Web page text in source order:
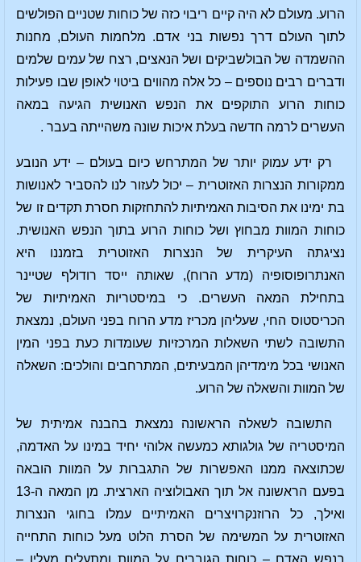
הרוע. מעולם לא היה קיים ריבוי כזה של כוחות שטניים הפולשים
לתוך העולם דרך נפשות בני אדם. מלחמות העולם, מחנות
ההשמדה של הבולשביקים ושל הנאצים, רצח של עמים שלמים
ודברים רבים נוספים – כל אלה מהווים ביטוי לאופן שבו פעילות
כוחות הרוע התוקפים את הנפש האנושית הגיעה במאה
העשרים לרמה חדשה בעלת איכות שונה משהייתה בעבר .
רק ידע עמוק יותר של המתרחש כיום בעולם – ידע הנובע
ממקורות הנצרות האזוטרית – יכול לעזור לנו להסביר לאנושות
בת ימינו את הסיבות האמיתיות להתחזקות חסרת תקדים זו של
כוחות המוות מבחוץ ושל כוחות הרוע בתוך הנפש האנושית.
נציגתה העיקרית של הנצרות האזוטרית בזמננו היא
האנתרופוסופיה (מדע הרוח), שאותה ייסד רודולף שטיינר
בתחילת המאה העשרים. כי במיסטריות האמיתיות של
הכריסטוס החי, שעליהן מכריז מדע הרוח בפני העולם, נמצאת
התשובה לשתי השאלות המרכזיות שעומדות כעת בפני המין
האנושי בכל מימדיהן המבעיתים, המתרחבים והולכים: השאלה
של המוות והשאלה של הרוע.
התשובה לשאלה הראשונה נמצאת בהבנה אמיתית של
המיסטריה של גולגותא כמעשה אלוהי יחיד במינו על האדמה,
שכתוצאה ממנו האפשרות של התגברות על המוות הובאה
בפעם הראשונה אל תוך האבולוציה הארצית. מן המאה ה-13
ואילך, כל הרוזנקרויצרים האמיתיים עמלו בחוגי הנצרות
האזוטרית על המשימה של הסרת הלוט מעל כוחות התחייה